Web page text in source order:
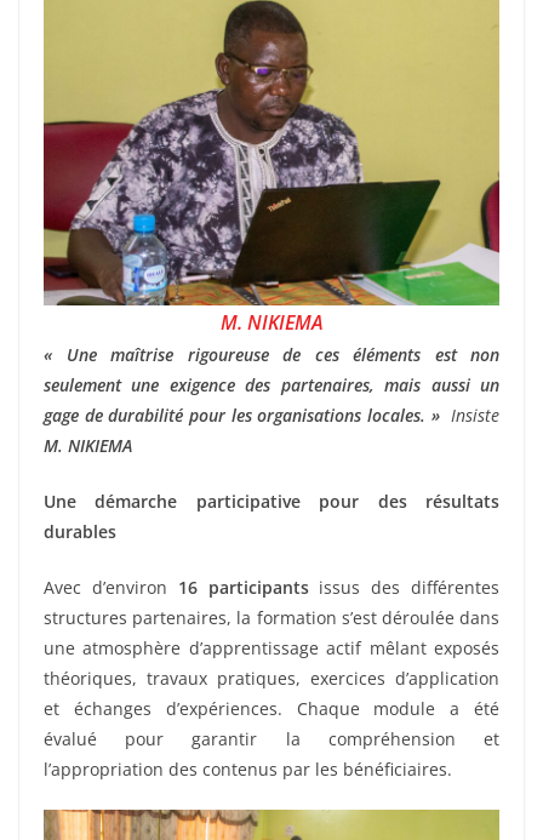
M. NIKIEMA
« Une maîtrise rigoureuse de ces éléments est non
seulement une exigence des partenaires, mais aussi un
gage de durabilité pour les organisations locales. » Insiste
M. NIKIEMA
Une démarche participative pour des résultats
durables
Avec d’environ 16 participantsissus des différentes
structures partenaires, la formation s’est déroulée dans
une atmosphère d’apprentissage actif mêlant exposés
théoriques, travaux pratiques, exercices d’application
et échanges d’expériences. Chaque module a été
évalué pour garantir la compréhension et
l’appropriation des contenus par les bénéficiaires.